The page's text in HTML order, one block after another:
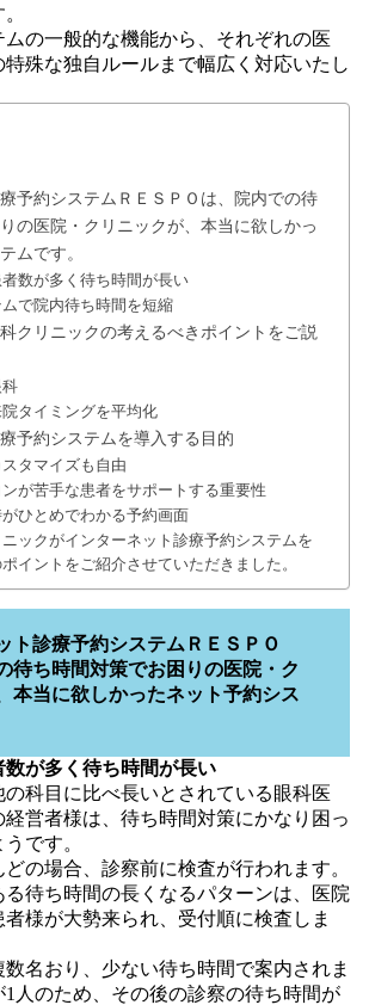
の一般的な機能から、それぞれの医
特殊な独自ルールまで幅広く対応いたし
予約システムＲＥＳＰＯは、院内での待
の医院・クリニックが、本当に欲しかっ
ムです。
数が多く待ち時間が長い
で院内待ち時間を短縮
クリニックの考えるべきポイントをご説
タイミングを平均化
予約システムを導入する目的
タマイズも自由
が苦手な患者をサポートする重要性
ひとめでわかる予約画面
ックがインターネット診療予約システムを
イントをご紹介させていただきました。
ト診療予約システムＲＥＳＰＯ
待ち時間対策でお困りの医院・ク
本当に欲しかったネット予約シス
数が多く待ち時間が長い
の科目に比べ長いとされている眼科医
経営者様は、待ち時間対策にかなり困っ
です。
の場合、診察前に検査が行われます。
る待ち時間の長くなるパターンは、医院
様が大勢来られ、受付順に検査しま
名おり、少ない待ち時間で案内されま
人のため、その後の診察の待ち時間が